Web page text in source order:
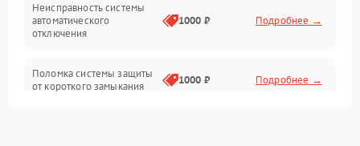
Механика
Корпус/Герметичность
Неисправность системы
автоматического
отключения
1000 ₽ Подробнее →
Поломка системы защиты
от короткого замыкания
1000 ₽ Подробнее →